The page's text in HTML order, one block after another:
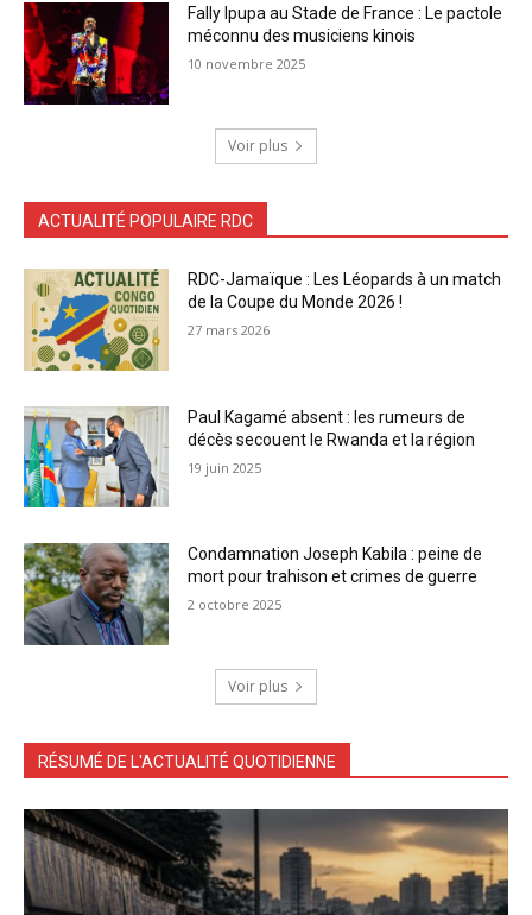
Fally Ipupa au Stade de France : Le pactole
méconnu des musiciens kinois
10 novembre 2025
Voir plus
ACTUALITÉ POPULAIRE RDC
RDC-Jamaïque : Les Léopards à un match
de la Coupe du Monde 2026 !
27 mars 2026
Paul Kagamé absent : les rumeurs de
décès secouent le Rwanda et la région
19 juin 2025
Condamnation Joseph Kabila : peine de
mort pour trahison et crimes de guerre
2 octobre 2025
Voir plus
RÉSUMÉ DE L'ACTUALITÉ QUOTIDIENNE